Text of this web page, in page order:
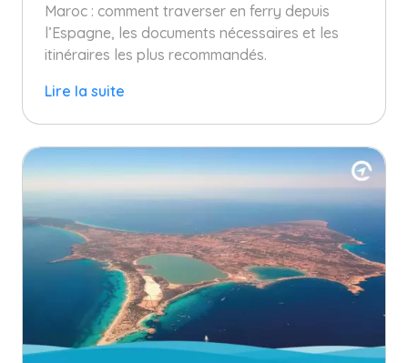
Maroc : comment traverser en ferry depuis
l’Espagne, les documents nécessaires et les
itinéraires les plus recommandés.
Lire la suite